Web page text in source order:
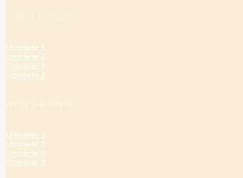
Unterseite 1
Unterseite 2
Unterseite 3
Unterseite 4
Unterseite 1
Unterseite 2
Unterseite 3
Unterseite 4